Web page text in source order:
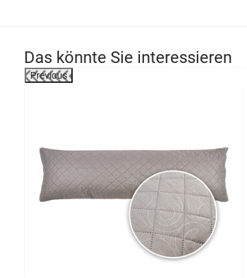
Das könnte Sie interessieren
Previous